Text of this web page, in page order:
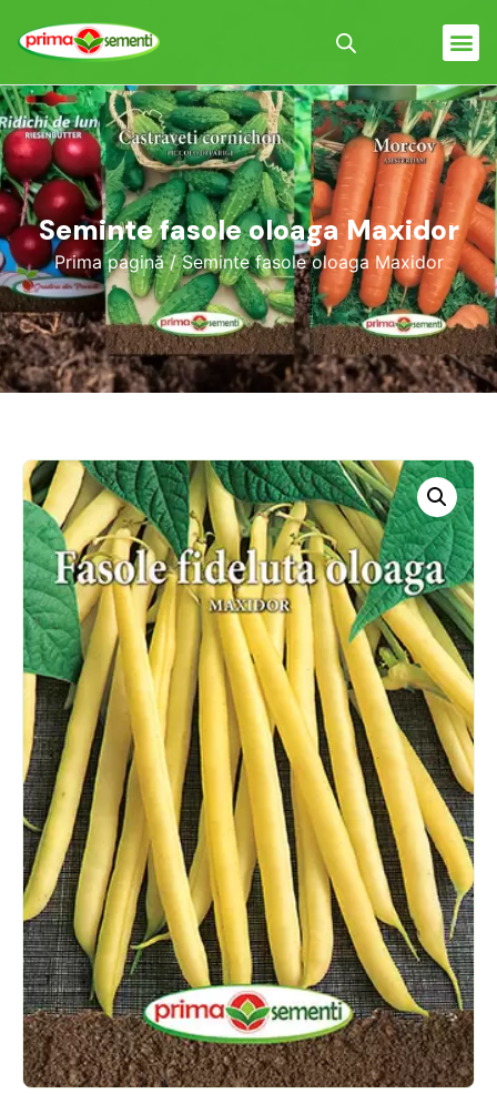
Seminte fasole oloaga Maxidor
Prima pagină/ Seminte fasole oloaga Maxidor